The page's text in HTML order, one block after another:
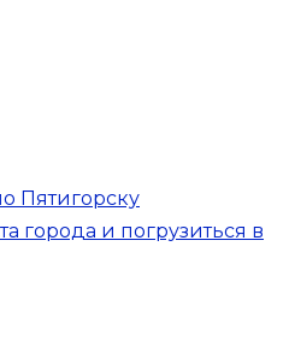
Пятигорску
города и погрузиться в